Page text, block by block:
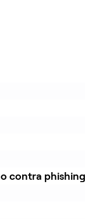
contra